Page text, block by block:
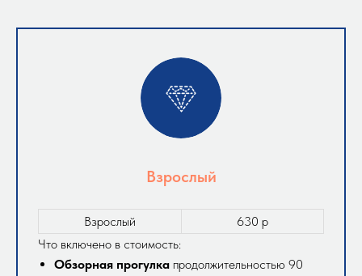
Взрослый
Взрослый
630 р
Что включено в стоимость:
Обзорная прогулка продолжительностью 90